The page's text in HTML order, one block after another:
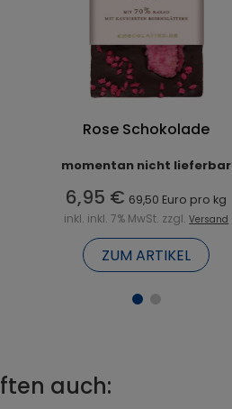
Rose Schokolade
momentan nicht lieferbar
6,95 € 69,50 Euro pro kg
inkl. inkl. 7% MwSt. zzgl.Versand
ZUM ARTIKEL
auch: